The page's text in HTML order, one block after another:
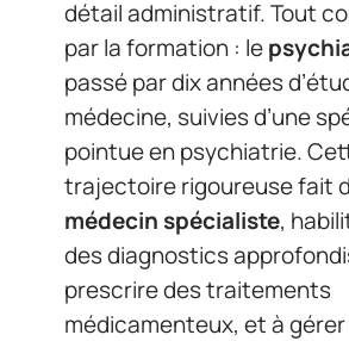
détail administratif. Tout
par la formation : le
passé par dix années
médecine, suivies d’une
pointue en psychiatrie.
trajectoire rigoureuse fait
médecin spécialiste,
des diagnostics
prescrire des traitements
médicamenteux, et à